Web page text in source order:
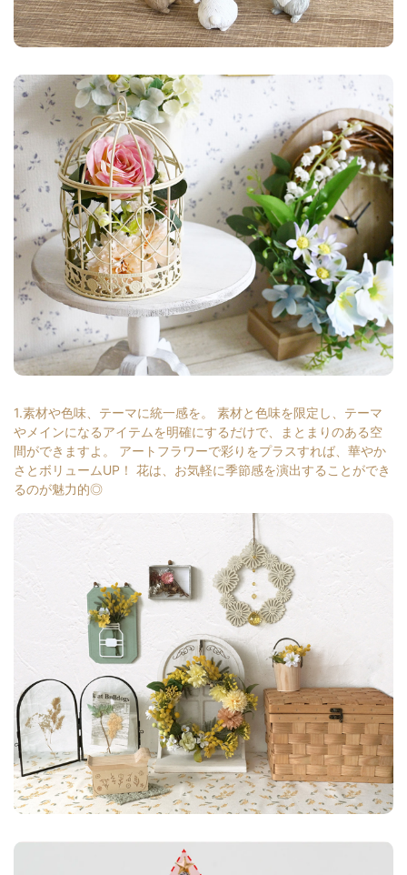
1.素材や色味、テーマに統一感を。 素材と色味を限定し、テーマ
やメインになるアイテムを明確にするだけで、まとまりのある空
間ができますよ。 アートフラワーで彩りをプラスすれば、華やか
さとボリュームUP！ 花は、お気軽に季節感を演出することができ
るのが魅力的◎